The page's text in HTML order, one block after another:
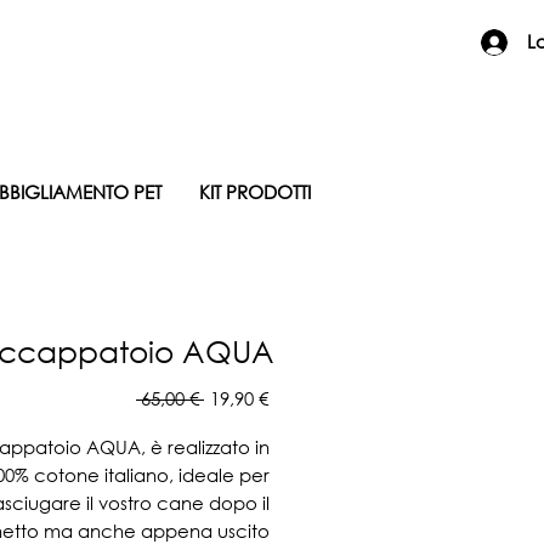
PET KIT PRODOTTI
AQUA
65,00 € Prezzo
19,90 €Prezzo
AQUA, è realizzato in
cotone italiano, ideale per
il vostro cane dopo il
ma anche appena uscito